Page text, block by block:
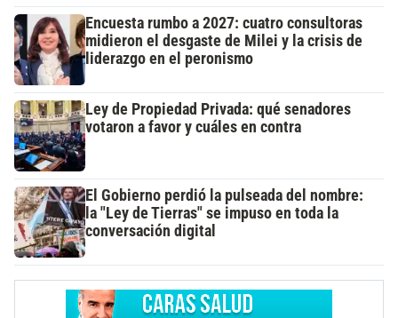
Encuesta rumbo a 2027: cuatro consultoras
midieron el desgaste de Milei y la crisis de
liderazgo en el peronismo
Ley de Propiedad Privada: qué senadores
votaron a favor y cuáles en contra
El Gobierno perdió la pulseada del nombre:
la "Ley de Tierras" se impuso en toda la
conversación digital